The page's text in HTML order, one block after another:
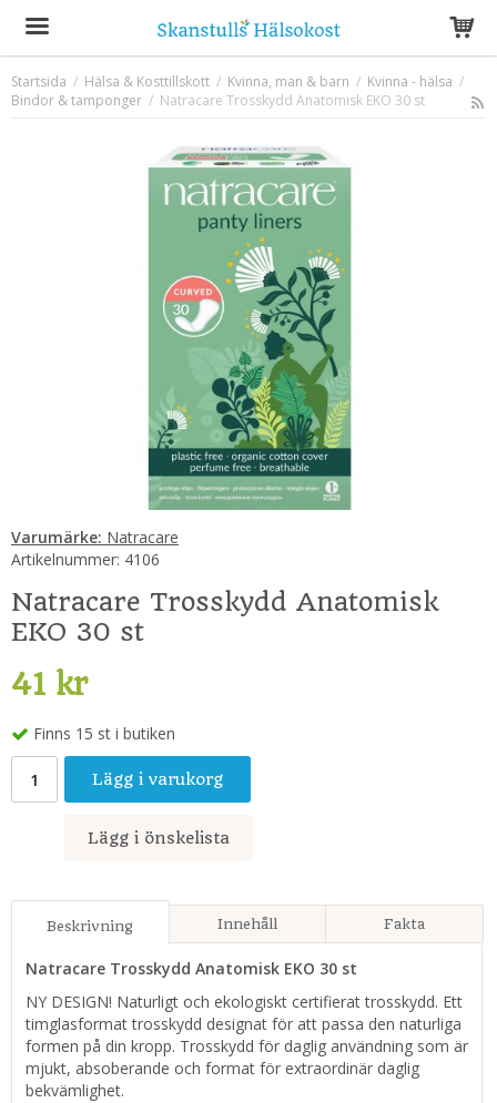
Produkten har blivit tillagd i varukorgen
Startsida / Hälsa & Kosttillskott / Kvinna, man & barn / Kvinna - hälsa /
Bindor & tamponger / Natracare Trosskydd Anatomisk EKO 30 st
Varumärke: Natracare
Artikelnummer: 4106
Natracare Trosskydd Anatomisk
EKO 30 st
41 kr
Finns 15 st i butiken
Lägg i varukorg
Lägg i önskelista
Beskrivning Innehåll Fakta
Natracare Trosskydd Anatomisk EKO 30 st
NY DESIGN! Naturligt och ekologiskt certifierat trosskydd. Ett
timglasformat trosskydd designat för att passa den naturliga
formen på din kropp. Trosskydd för daglig användning som är
mjukt, absoberande och format för extraordinär daglig
bekvämlighet.